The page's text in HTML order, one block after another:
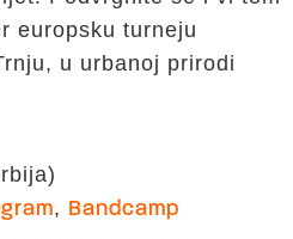
europsku turneju
u urbanoj prirodi
, Bandcamp